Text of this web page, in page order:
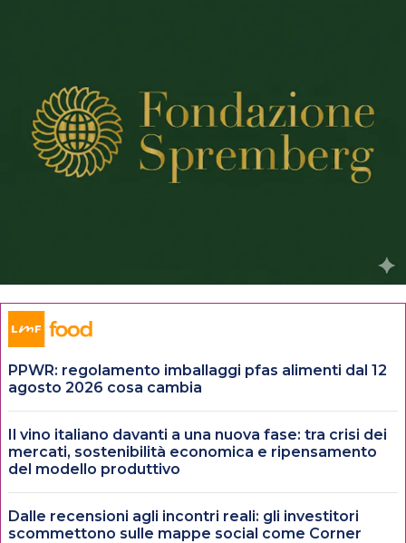
PPWR: regolamento imballaggi pfas alimenti dal 12
agosto 2026 cosa cambia
Il vino italiano davanti a una nuova fase: tra crisi dei
mercati, sostenibilità economica e ripensamento
del modello produttivo
Dalle recensioni agli incontri reali: gli investitori
scommettono sulle mappe social come Corner